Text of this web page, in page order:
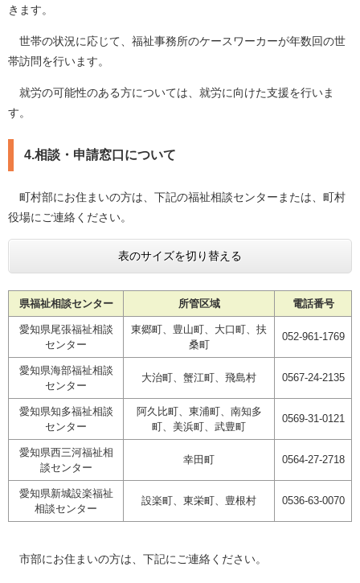
きます。
世帯の状況に応じて、福祉事務所のケースワーカーが年数回の世
帯訪問を行います。
就労の可能性のある方については、就労に向けた支援を行いま
す。
4.相談・申請窓口について
町村部にお住まいの方は、下記の福祉相談センターまたは、町村
役場にご連絡ください。
表のサイズを切り替える
県福祉相談センター 所管区域 電話番号
愛知県尾張福祉相談
センター
東郷町、豊山町、大口町、扶
桑町
052-961-1769
愛知県海部福祉相談
センター
大治町、蟹江町、飛島村 0567-24-2135
愛知県知多福祉相談
センター
阿久比町、東浦町、南知多
町、美浜町、武豊町
0569-31-0121
愛知県西三河福祉相
談センター
幸田町 0564-27-2718
愛知県新城設楽福祉
相談センター
設楽町、東栄町、豊根村 0536-63-0070
市部にお住まいの方は、下記にご連絡ください。